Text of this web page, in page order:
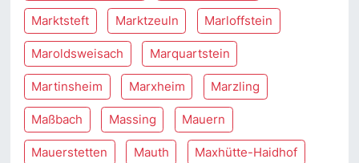
Marktsteft Marktzeuln Marloffstein
Maroldsweisach Marquartstein
Martinsheim Marxheim Marzling
Maßbach Massing Mauern
Mauerstetten Mauth Maxhütte-Haidhof